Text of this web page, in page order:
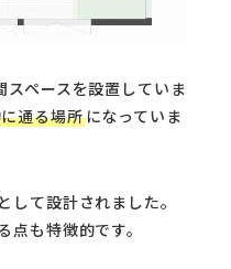
ペースを設置していま
通る場所になっていま
して設計されました。
も特徴的です。